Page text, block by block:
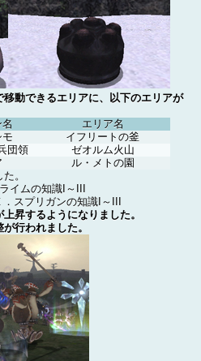
動できるエリアに、以下のエリアが
エリア名
イフリートの釜
団領
ゼオルム火山
ル・メトの園
。
イムの知識I～III
スプリガンの知識I～III
昇するようになりました。
行われました。